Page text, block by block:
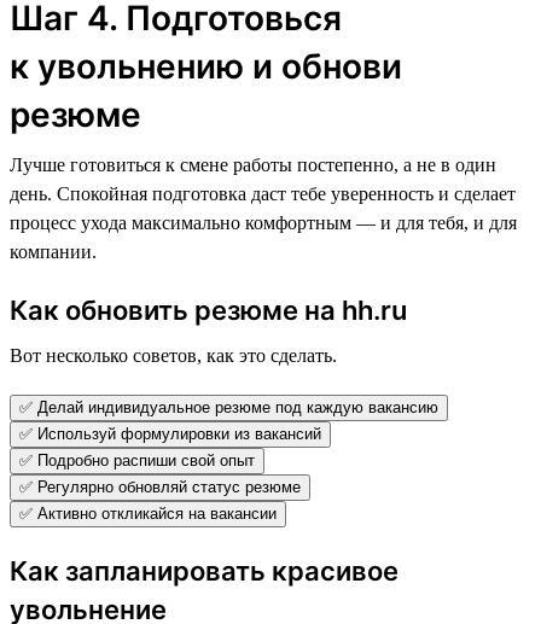
Шаг 4. Подготовься
к увольнению и обнови
резюме
Лучше готовиться к смене работы постепенно, а не в один
день. Спокойная подготовка даст тебе уверенность и сделает
процесс ухода максимально комфортным — и для тебя, и для
компании.
Как обновить резюме на hh.ru
Вот несколько советов, как это сделать.
✅ Делай индивидуальное резюме под каждую вакансию
✅ Используй формулировки из вакансий
✅ Подробно распиши свой опыт
✅ Регулярно обновляй статус резюме
✅ Активно откликайся на вакансии
Как запланировать красивое
увольнение